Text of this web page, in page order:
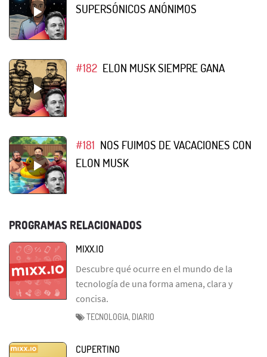
SUPERSÓNICOS ANÓNIMOS
#182 ELON MUSK SIEMPRE GANA
#181 NOS FUIMOS DE VACACIONES CON
ELON MUSK
PROGRAMAS RELACIONADOS
MIXX.IO
Descubre qué ocurre en el mundo de la
tecnología de una forma amena, clara y
concisa.
TECNOLOGIA, DIARIO
CUPERTINO